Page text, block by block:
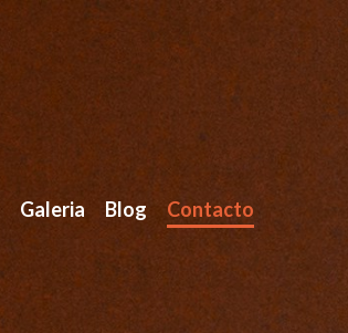
Galeria Blog Contacto